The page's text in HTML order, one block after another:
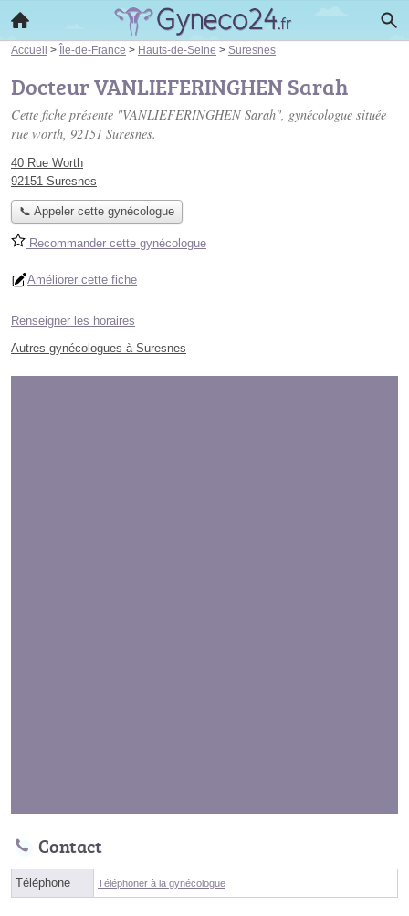
Accueil > Île-de-France > Hauts-de-Seine > Suresnes
Docteur VANLIEFERINGHEN Sarah
Cette fiche présente "VANLIEFERINGHEN Sarah", gynécologue située
rue worth, 92151 Suresnes.
40 Rue Worth
92151 Suresnes
📞 Appeler cette gynécologue
Recommander cette gynécologue
Améliorer cette fiche
Renseigner les horaires
Autres gynécologues à Suresnes
Contact
Téléphone Téléphoner à la gynécologue